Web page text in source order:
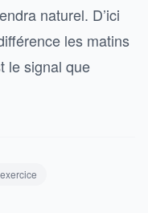
naturel. D’ici
les matins
le signal que
exercice